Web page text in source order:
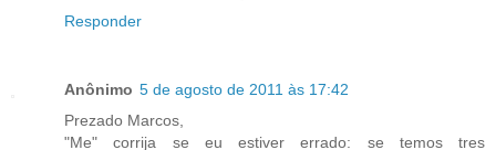
Responder
Anônimo 5 de agosto de 2011 às 17:42
Prezado Marcos,
"Me" corrija se eu estiver errado: se temos tres